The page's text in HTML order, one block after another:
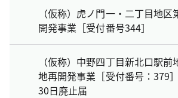
（仮称）虎ノ門一・二丁目地
開発事業［受付番号344］
（仮称）中野四丁目新北口駅
地再開発事業［受付番号：379
30日廃止届